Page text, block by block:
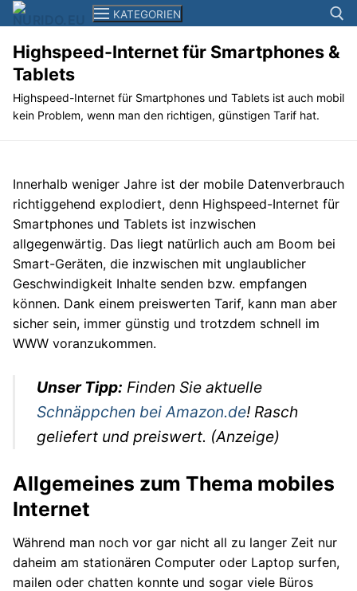
Zum
Inhalt
springen
KATEGORIEN
News
Kameras
Elektronik
Reisen
Filme+Serien
Stars
Highspeed-Internet für Smartphones &
Tablets
Highspeed-Internet für Smartphones und Tablets ist auch mobil
kein Problem, wenn man den richtigen, günstigen Tarif hat.
Innerhalb weniger Jahre ist der mobile Datenverbrauch
richtiggehend explodiert, denn Highspeed-Internet für
Smartphones und Tablets ist inzwischen
allgegenwärtig. Das liegt natürlich auch am Boom bei
Smart-Geräten, die inzwischen mit unglaublicher
Geschwindigkeit Inhalte senden bzw. empfangen
können. Dank einem preiswerten Tarif, kann man aber
sicher sein, immer günstig und trotzdem schnell im
WWW voranzukommen.
Unser Tipp: Finden Sie aktuelle
Schnäppchen bei Amazon.de! Rasch
geliefert und preiswert. (Anzeige)
Allgemeines zum Thema mobiles
Internet
Während man noch vor gar nicht all zu langer Zeit nur
daheim am stationären Computer oder Laptop surfen,
mailen oder chatten konnte und sogar viele Büros